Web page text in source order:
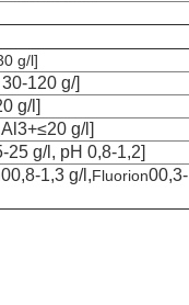
g/l]
120 g/]
g/l]
g/l]
25 g/l, pH 0,8-1,2]
00,8-1,3 g/l,Fluorion00,3-